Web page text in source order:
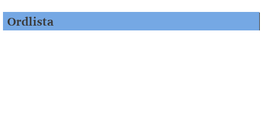
Ordlista